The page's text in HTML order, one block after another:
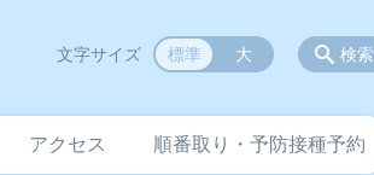
アクセス 順番取り・予防接種予約
検索
文字サイズ 標準 大